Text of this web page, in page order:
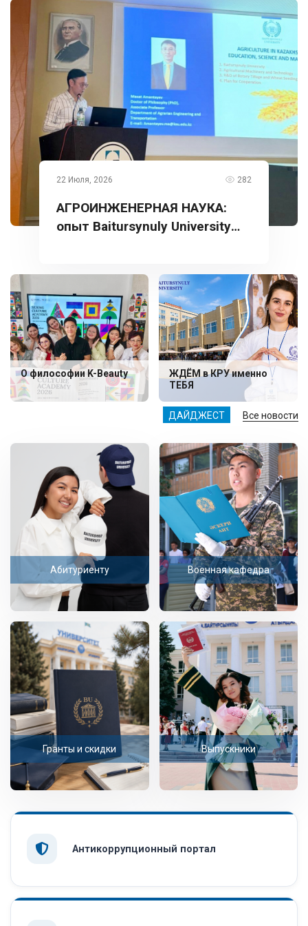
ДАЙДЖЕСТ Все новости
22 Июля, 2026 282
АГРОИНЖЕНЕРНАЯ НАУКА:
опыт Baitursynuly University
О философии K-Beauty
ЖДЁМ в КРУ именно
ТЕБЯ
Абитуриенту Военная кафедра
Гранты и скидки Выпускники
Антикоррупционный портал